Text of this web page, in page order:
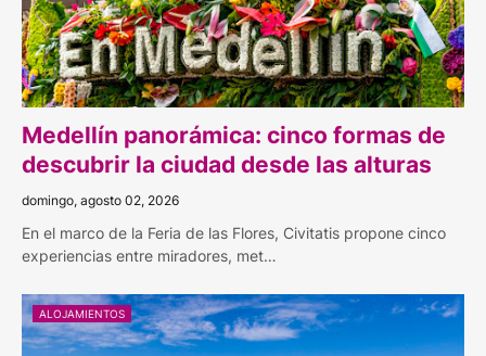
Medellín panorámica: cinco formas de
descubrir la ciudad desde las alturas
domingo, agosto 02, 2026
En el marco de la Feria de las Flores, Civitatis propone cinco
experiencias entre miradores, met…
ALOJAMIENTOS